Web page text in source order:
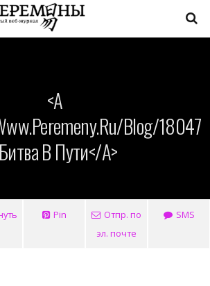
<a
blog/18047
В Пути</a>
Pin
Отпр. по
эл. почте
SMS